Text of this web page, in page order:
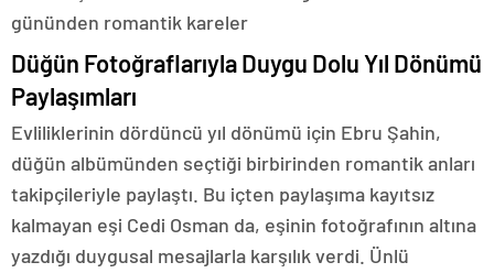
Düğün Fotoğraflarıyla Duygu Dolu Yıl Dönümü
Paylaşımları
Evliliklerinin dördüncü yıl dönümü için Ebru Şahin,
düğün albümünden seçtiği birbirinden romantik anları
takipçileriyle paylaştı. Bu içten paylaşıma kayıtsız
kalmayan eşi Cedi Osman da, eşinin fotoğrafının altına
yazdığı duygusal mesajlarla karşılık verdi. Ünlü